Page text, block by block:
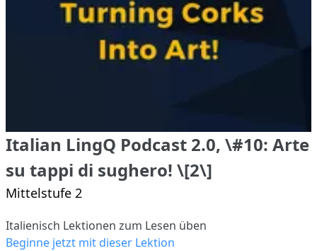
Italian LingQ Podcast 2.0, \#10: Arte
su tappi di sughero! \[2\]
Mittelstufe 2
Italienisch Lektionen zum Lesen üben
Beginne jetzt mit dieser Lektion